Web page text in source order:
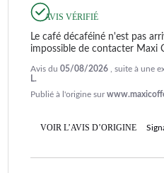
AVIS VÉRIFIÉ
Le café décaféiné n'est pas
impossible de contacter Maxi
Avis du 05/08/2026 , suite à une
L.
Publié à l'origine sur
VOIR L’AVIS D’ORIGINE